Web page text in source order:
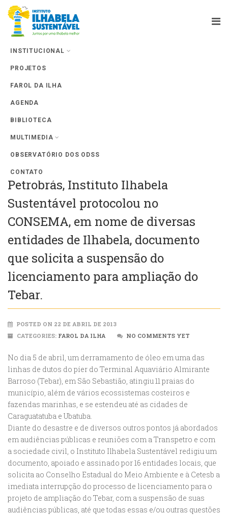
INSTITUCIONAL
PROJETOS
FAROL DA ILHA
AGENDA
BIBLIOTECA
MULTIMEDIA
OBSERVATÓRIO DOS ODSS
CONTATO
Após vazamento de óleo em píer da
Petrobrás, Instituto Ilhabela
Sustentável protocolou no
CONSEMA, em nome de diversas
entidades de Ilhabela, documento
que solicita a suspensão do
licenciamento para ampliação do
Tebar.
POSTED ON 22 DE ABRIL DE 2013
CATEGORIES: FAROL DA ILHA NO COMMENTS YET
No dia 5 de abril, um derramamento de óleo em uma das
linhas de dutos do píer do Terminal Aquaviário Almirante
Barroso (Tebar), em São Sebastião, atingiu 11 praias do
município, além de vários ecossistemas costeiros e
fazendas marinhas, e se estendeu até as cidades de
Caraguatatuba e Ubatuba.
Diante do desastre e de diversos outros pontos já abordados
em audiências públicas e reuniões com a Transpetro e com
a sociedade civil, o Instituto Ilhabela Sustentável redigiu um
documento, apoiado e assinado por 16 entidades locais, que
solicita ao Conselho Estadual do Meio Ambiente e à Cetesb a
imediata interrupção do processo de licenciamento para o
projeto de ampliação do Tebar, com a suspensão de suas
audiências públicas, até que todas essas e/ou outras questões